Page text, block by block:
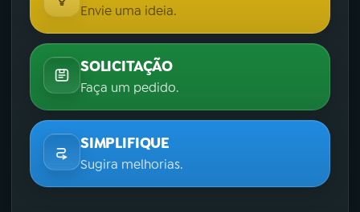
Envie uma ideia.
SOLICITAÇÃO
Faça um pedido.
SIMPLIFIQUE
Sugira melhorias.